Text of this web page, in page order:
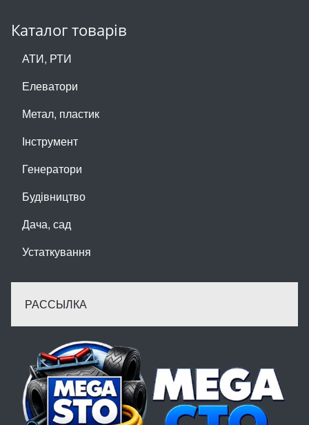
Каталог товарів
АТИ, РТИ
Елеватори
Метал, пластик
Інструмент
Генератори
Будівництво
Дача, сад
Устаткування
РАССЫЛКА